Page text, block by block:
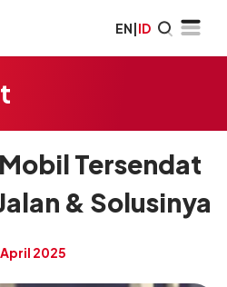
EN|ID
Tersendat
& Solusinya
2025